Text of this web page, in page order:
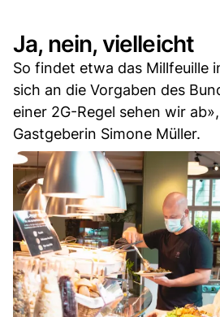
Ja, nein, vielleicht
So findet etwa das Millfeuille
sich an die Vorgaben des
einer 2G-Regel sehen wir
Gastgeberin Simone Müller.